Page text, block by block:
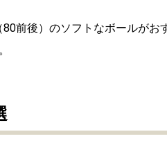
前後）のソフトなボールがお